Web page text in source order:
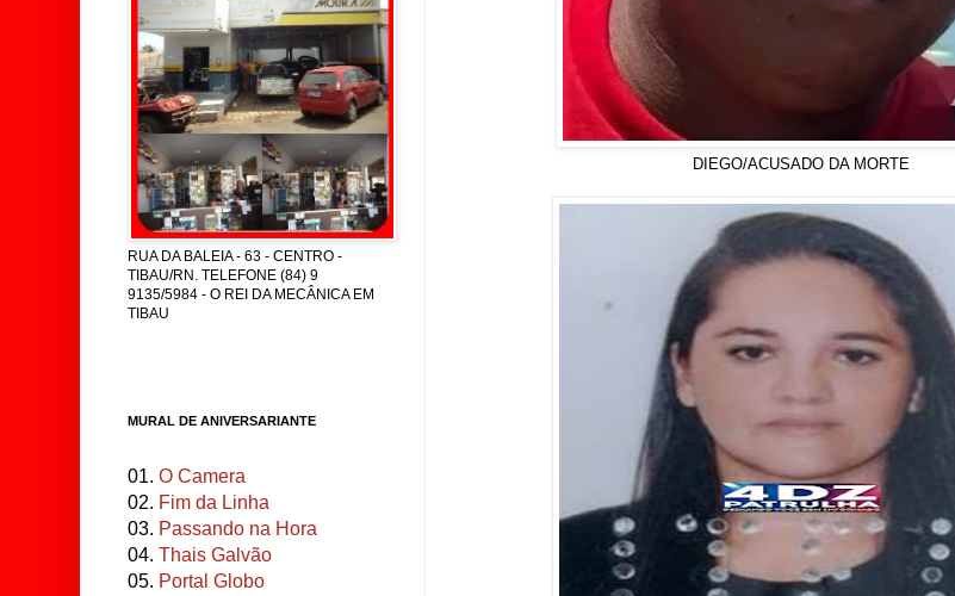
DIEGO/ACUSADO DA MORTE
RUA DA BALEIA - 63 - CENTRO -
TIBAU/RN. TELEFONE (84) 9
9135/5984 - O REI DA MECÂNICA EM
TIBAU
MURAL DE ANIVERSARIANTE
01. O Camera
02. Fim da Linha
03. Passando na Hora
04. Thais Galvão
05. Portal Globo